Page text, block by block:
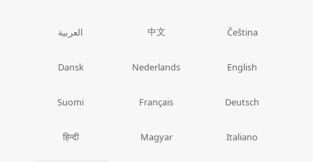
العربية 中文 Čeština
Dansk Nederlands English
Suomi Français Deutsch
हिन्दी Magyar Italiano